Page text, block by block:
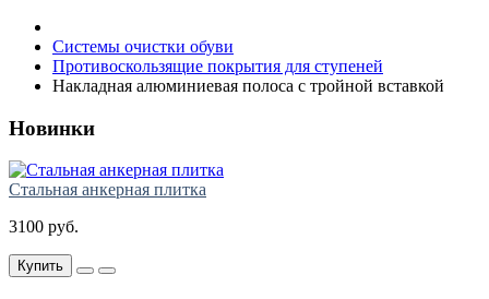
Системы очистки обуви
Противоскользящие покрытия для ступеней
Накладная алюминиевая полоса с тройной вставкой
Новинки
Стальная анкерная плитка
3100 руб.
Купить